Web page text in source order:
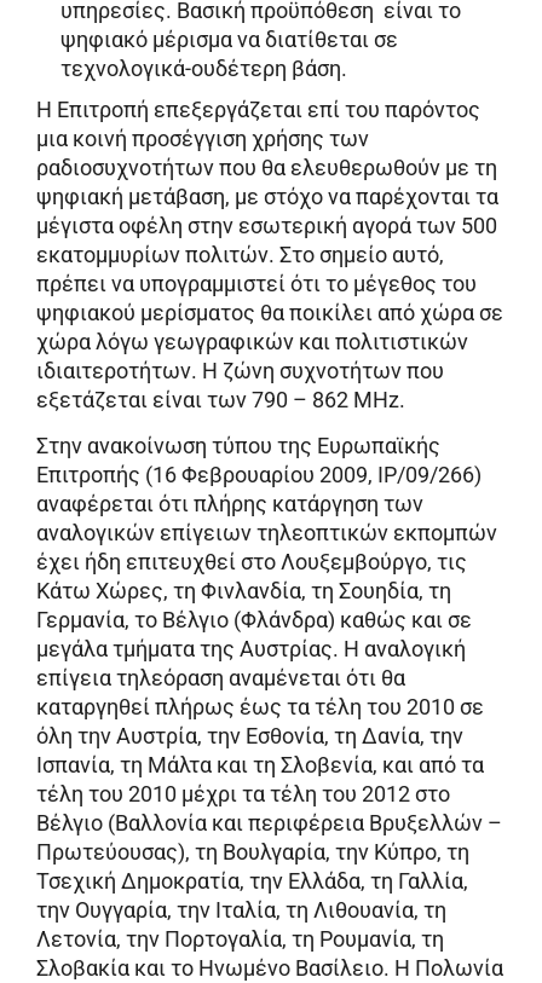
υπηρεσίες. Βασική προϋπόθεση είναι το
ψηφιακό μέρισμα να διατίθεται σε
τεχνολογικά-ουδέτερη βάση.
Η Επιτροπή επεξεργάζεται επί του παρόντος
μια κοινή προσέγγιση χρήσης των
ραδιοσυχνοτήτων που θα ελευθερωθούν με τη
ψηφιακή μετάβαση, με στόχο να παρέχονται τα
μέγιστα οφέλη στην εσωτερική αγορά των 500
εκατομμυρίων πολιτών. Στο σημείο αυτό,
πρέπει να υπογραμμιστεί ότι το μέγεθος του
ψηφιακού μερίσματος θα ποικίλει από χώρα σε
χώρα λόγω γεωγραφικών και πολιτιστικών
ιδιαιτεροτήτων. H ζώνη συχνοτήτων που
εξετάζεται είναι των 790 – 862 MHz.
Στην ανακοίνωση τύπου της Ευρωπαϊκής
Επιτροπής (16 Φεβρουαρίου 2009, IP/09/266)
αναφέρεται ότι πλήρης κατάργηση των
αναλογικών επίγειων τηλεοπτικών εκπομπών
έχει ήδη επιτευχθεί στο Λουξεμβούργο, τις
Κάτω Χώρες, τη Φινλανδία, τη Σουηδία, τη
Γερμανία, το Βέλγιο (Φλάνδρα) καθώς και σε
μεγάλα τμήματα της Αυστρίας. Η αναλογική
επίγεια τηλεόραση αναμένεται ότι θα
καταργηθεί πλήρως έως τα τέλη του 2010 σε
όλη την Αυστρία, την Εσθονία, τη Δανία, την
Ισπανία, τη Μάλτα και τη Σλοβενία, και από τα
τέλη του 2010 μέχρι τα τέλη του 2012 στο
Βέλγιο (Βαλλονία και περιφέρεια Βρυξελλών –
Πρωτεύουσας), τη Βουλγαρία, την Κύπρο, τη
Τσεχική Δημοκρατία, την Ελλάδα, τη Γαλλία,
την Ουγγαρία, την Ιταλία, τη Λιθουανία, τη
Λετονία, την Πορτογαλία, τη Ρουμανία, τη
Σλοβακία και το Ηνωμένο Βασίλειο. Η Πολωνία